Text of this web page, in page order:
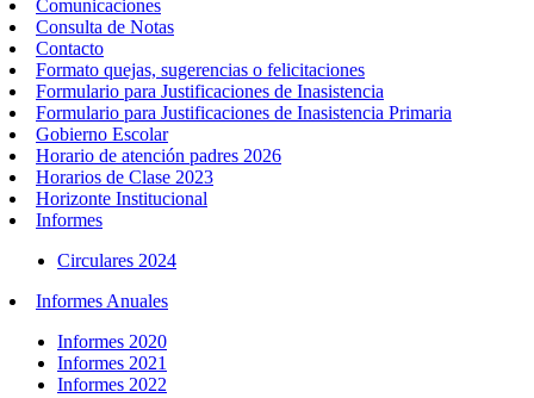
Comunicaciones
Consulta de Notas
Contacto
Formato quejas, sugerencias o felicitaciones
Formulario para Justificaciones de Inasistencia
Formulario para Justificaciones de Inasistencia Primaria
Gobierno Escolar
Horario de atención padres 2026
Horarios de Clase 2023
Horizonte Institucional
Informes
Circulares 2024
Informes Anuales
Informes 2020
Informes 2021
Informes 2022